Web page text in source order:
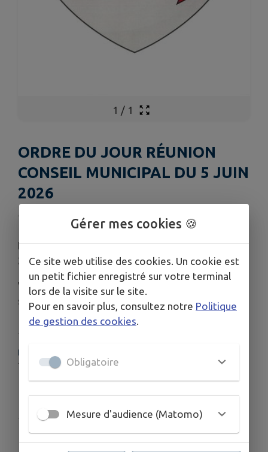
1 / 1
ORDRE DU JOUR RÉUNION
CONSEIL MUNICIPAL DU 5 JUIN
2026
Publié le mardi 26 mai 2026 - Dangeau
Le conseil municipal se réunira le vendredi 5 juin
2026 à 19 h 00 à la mairie.
Vous trouverez ci-joint l'ordre du jour de la
séance.
HORAIRES
19 h 00
Télécharger la pièce jointe
Publié par la mairie
Gérer mes cookies 🍪
Ce site web utilise des cookies. Un cookie est
un petit fichier enregistré sur votre terminal
lors de la visite sur le site.
Pour en savoir plus, consultez notre Politique
de gestion des cookies
Obligatoire
Mesure d'audience (Matomo)